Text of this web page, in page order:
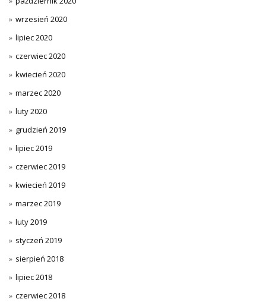
wrzesień 2020
lipiec 2020
czerwiec 2020
kwiecień 2020
marzec 2020
luty 2020
grudzień 2019
lipiec 2019
czerwiec 2019
kwiecień 2019
marzec 2019
luty 2019
styczeń 2019
sierpień 2018
lipiec 2018
czerwiec 2018